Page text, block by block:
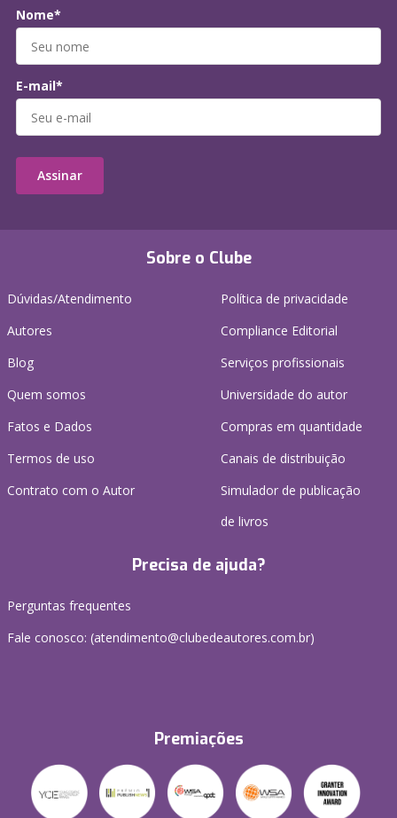
Sobre o Clube
Dúvidas/Atendimento
Autores
Blog
Quem somos
Fatos e Dados
Termos de uso
Contrato com o Autor
Política de privacidade
Compliance Editorial
Serviços profissionais
Universidade do autor
Compras em quantidade
Canais de distribuição
Simulador de publicação
de livros
Precisa de ajuda?
Perguntas frequentes
Fale conosco: (atendimento@clubedeautores.com.br)
Premiações
Nome*
E-mail*
Assinar